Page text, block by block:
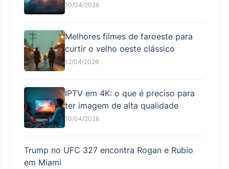
10/04/2026
Melhores filmes de faroeste para
curtir o velho oeste clássico
12/04/2026
IPTV em 4K: o que é preciso para
ter imagem de alta qualidade
10/04/2026
Trump no UFC 327 encontra Rogan e Rubio
em Miami